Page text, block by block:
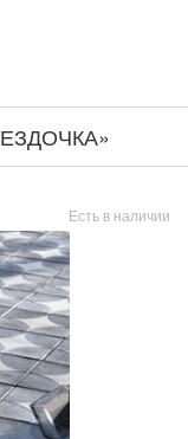
Есть в наличии